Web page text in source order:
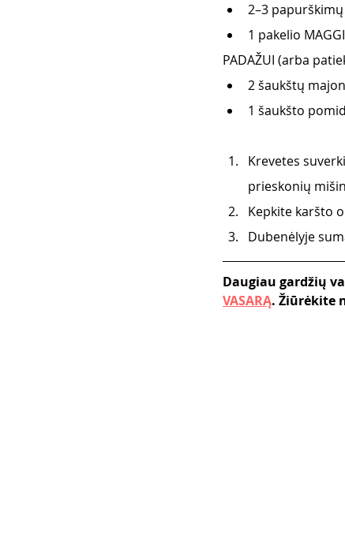
2–3
1 pakelio
PADAŽUI (arba
2 šaukštų
1 šaukšto
Krevetes
prieskonių
Kepkite karšto
Dubenėlyje
Daugiau gardžių
VASARĄ. Žiūrėkite